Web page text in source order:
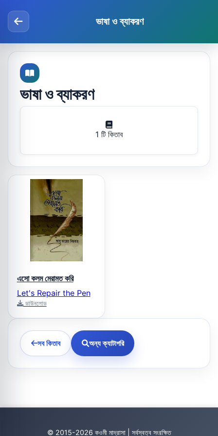
ভাষা ও ব্যাকরণ
ভাষা ও ব্যাকরণ
1 টি কিতাব
এসো কলম মেরামত করি
Let's Repair the Pen
ডাউনলোড
সব কিতাব অন্য ক্যাটাগরি
© 2015-2026 কওমী মাদ্রাসা | সর্বস্বত্ব সংরক্ষিত